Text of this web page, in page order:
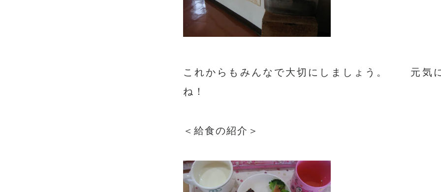
これからもみんなで大切にしましょう。 元気
ね！
＜給食の紹介＞